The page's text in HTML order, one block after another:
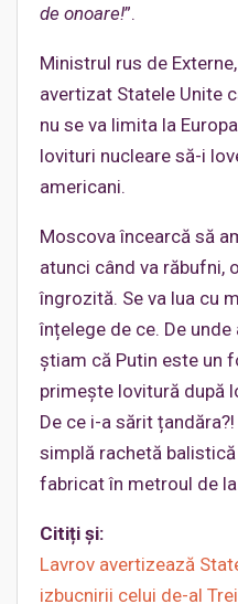
de onoare!”.
Ministrul rus de
avertizat Statele Unite
nu se va limita la
lovituri nucleare să-i
americani.
Moscova încearcă să
atunci când va răbufni,
îngrozită. Se va lua cu
înțelege de ce. De
știam că Putin este un
primește lovitură după
De ce i-a sărit
simplă rachetă balistică
fabricat în metroul de la
Citiți și:
Lavrov avertizează
izbucnirii celui de-al